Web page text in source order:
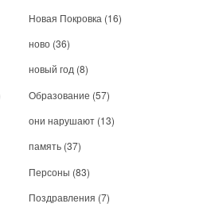
Новая Покровка (16)
ново (36)
новый год (8)
Образование (57)
они нарушают (13)
память (37)
Персоны (83)
Поздравления (7)